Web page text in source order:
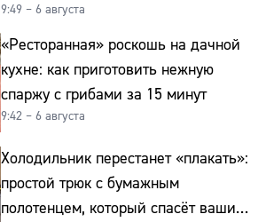
9:49 – 6 августа
«Ресторанная» роскошь на дачной
кухне: как приготовить нежную
спаржу с грибами за 15 минут
9:42 – 6 августа
Холодильник перестанет «плакать»:
простой трюк с бумажным
полотенцем, который спасёт ваши